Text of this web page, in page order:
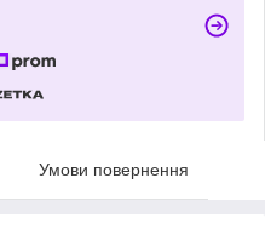
Умови повернення